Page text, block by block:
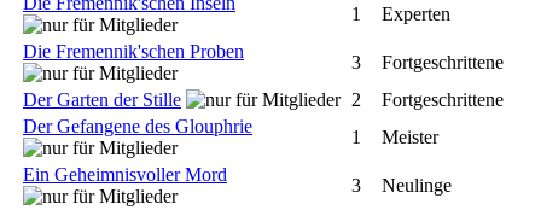
1
Experten
Die Fremennik'schen Proben
3
Fortgeschrittene
Der Garten der Stille
2
Fortgeschrittene
Der Gefangene des Glouphrie
1
Meister
Ein Geheimnisvoller Mord
3
Neulinge